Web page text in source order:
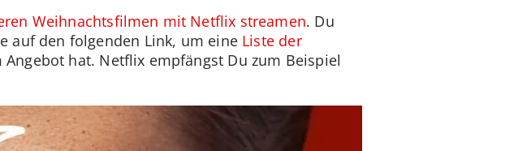
Weihnachtsfilmen mit Netflix streamen. Du
auf den folgenden Link, um eine Liste der
hat. Netflix empfängst Du zum Beispiel